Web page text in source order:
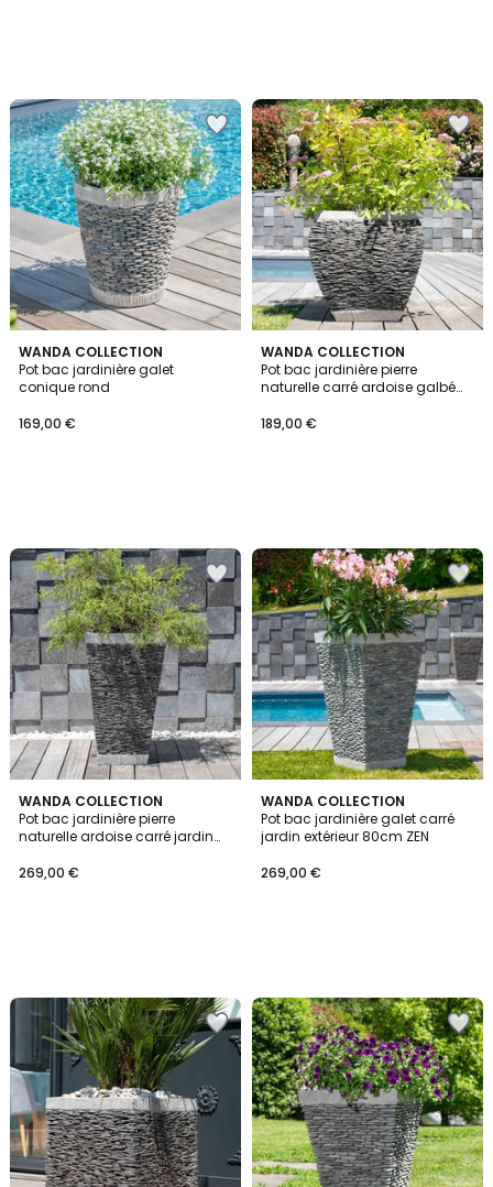
WANDA COLLECTION
Pot bac jardinière galet
conique rond
169,00 €
WANDA COLLECTION
Pot bac jardinière pierre
naturelle carré ardoise galbé
189,00 €
WANDA COLLECTION
Pot bac jardinière pierre
naturelle ardoise carré jardin
269,00 €
WANDA COLLECTION
Pot bac jardinière galet carré
jardin extérieur 80cm ZEN
269,00 €